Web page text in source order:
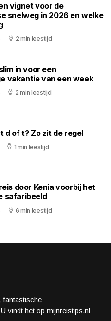
vignet voor de
snelweg in 2026 en welke
2 min leestijd
in voor een
vakantie van een week
2 min leestijd
d of t? Zo zit de regel
1 min leestijd
door Kenia voorbij het
safaribeeld
6 min leestijd
fantastische
vindt het op mijnreistips.nl